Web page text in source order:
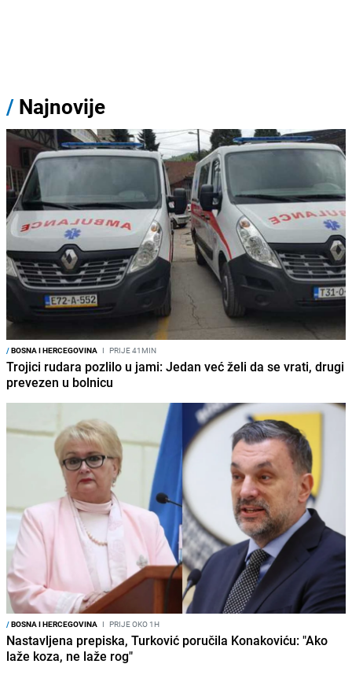
/ Najnovije
/BOSNA I HERCEGOVINA I PRIJE 41MIN
Trojici rudara pozlilo u jami: Jedan već želi da se vrati, drugi
prevezen u bolnicu
/BOSNA I HERCEGOVINA I PRIJE OKO 1H
Nastavljena prepiska, Turković poručila Konakoviću: "Ako
laže koza, ne laže rog"